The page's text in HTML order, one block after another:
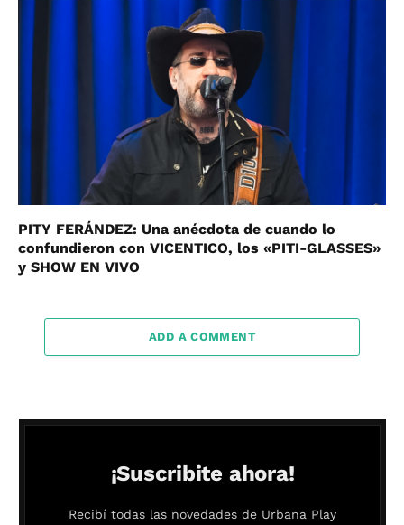
PITY FERÁNDEZ: Una anécdota de cuando lo
confundieron con VICENTICO, los «PITI-GLASSES»
y SHOW EN VIVO
ADD A COMMENT
¡Suscribite ahora!
Recibí todas las novedades de Urbana Play